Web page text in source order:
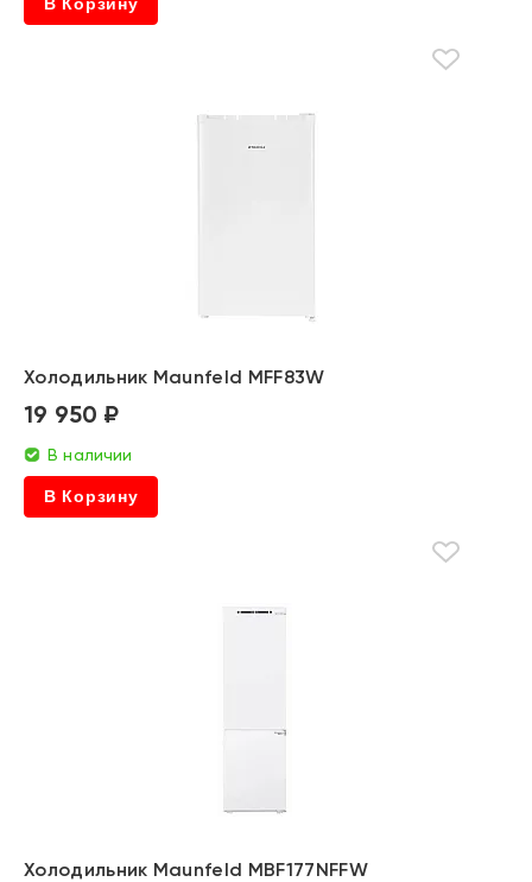
Холодильник Maunfeld MFF83W
19 950 ₽
В наличии
В Корзину
Холодильник Maunfeld MBF177NFFW